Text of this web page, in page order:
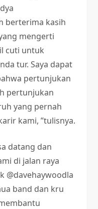
berterima kasih
mengerti
cuti untuk
tur. Saya dapat
pertunjukan
pertunjukan
yang pernah
kami, ”tulisnya.
datang dan
di jalan raya
@davehaywoodla
band dan kru